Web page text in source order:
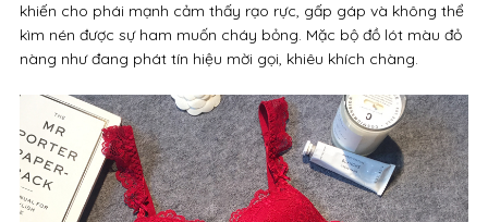
khiến cho phái mạnh cảm thấy rạo rực, gấp gáp và không thể
kìm nén được sự ham muốn cháy bỏng. Mặc bộ đồ lót màu đỏ
nàng như đang phát tín hiệu mời gọi, khiêu khích chàng.